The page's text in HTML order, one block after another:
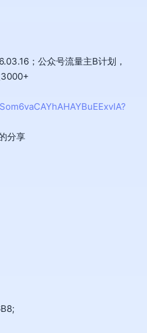
；公众号流量主B计划，
3000+
分享